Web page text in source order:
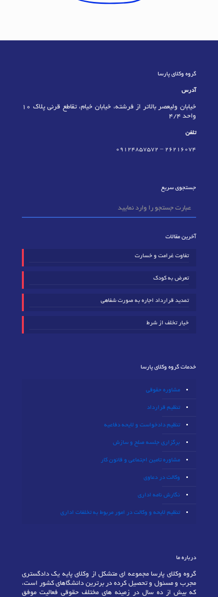
گروه وکلای پارسا
آدرس
خیابان ولیعصر بالاتر از فرشته، خیابان خیام، تقاطع قرنی پلاک 10
واحد 4/4
تلفن
٢٦٢١٦٠٧٤ –
09124857572
جستجوی سریع
آخرین مقالات
تفاوت غرامت و خسارت
تعرض به کودک
تمدید قرارداد اجاره به صورت شفاهی
خیار تخلف از شرط
خدمات گروه وکلای پارسا
مشاوره حقوقی
تنظیم قرارداد
تنظیم دادخواست و لایحه دفاعیه
برگزاری جلسه صلح و سازش
مشاوره تامین اجتماعی و قانون کار
وکالت در دعاوی
نگارش نامه اداری
تنظیم لایحه و وکالت در امور مربوط به تخلفات اداری
درباره ما
گروه وکلای پارسا مجموعه ای متشکل از وکلای پایه یک دادگستری
مجرب و مسئول و تحصیل کرده در برترین دانشگاهای کشور است،
که بیش از ده سال در زمینه های مختلف حقوقی فعالیت موفق